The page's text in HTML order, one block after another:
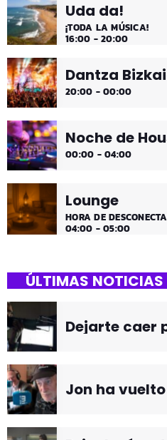
Uda da!
¡TODA LA MÚSICA!
16:00 - 20:00
Dantza
20:00 - 00:00
Noche de
00:00 - 04:00
Lounge
HORA DE
04:00 - 05:00
ÚLTIMAS NOTICIAS
Dejarte caer
Jon ha